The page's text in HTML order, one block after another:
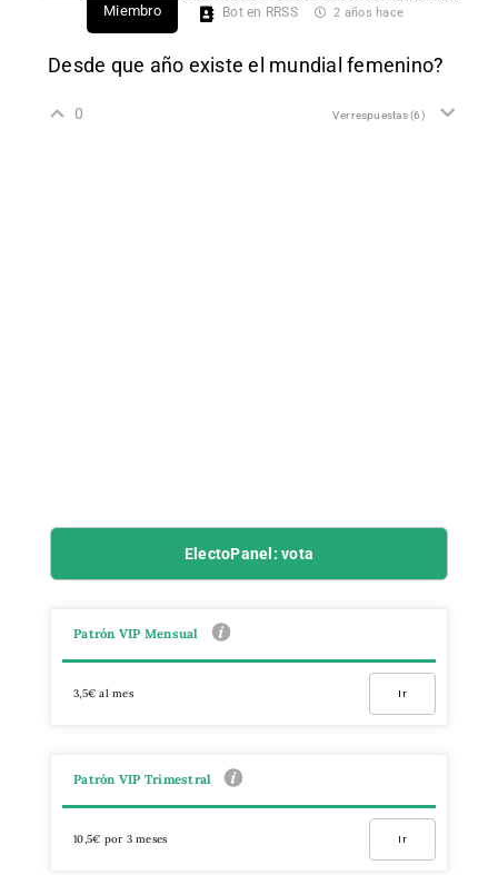
Miembro Bot en RRSS 2 años hace
Desde que año existe el mundial femenino?
0 Ver respuestas(6)
ElectoPanel: vota
Patrón VIP Mensual
3,5€ al mes Ir
Patrón VIP Trimestral
10,5€ por 3 meses Ir